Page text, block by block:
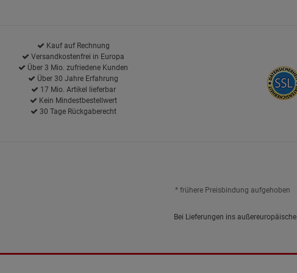
Kauf auf Rechnung
Versandkostenfrei in Europa
Über 3 Mio. zufriedene Kunden
Über 30 Jahre Erfahrung
17 Mio. Artikel lieferbar
Kein Mindestbestellwert
30 Tage Rückgaberecht
* frühere Preisbindung aufgehoben
Bei Lieferungen ins